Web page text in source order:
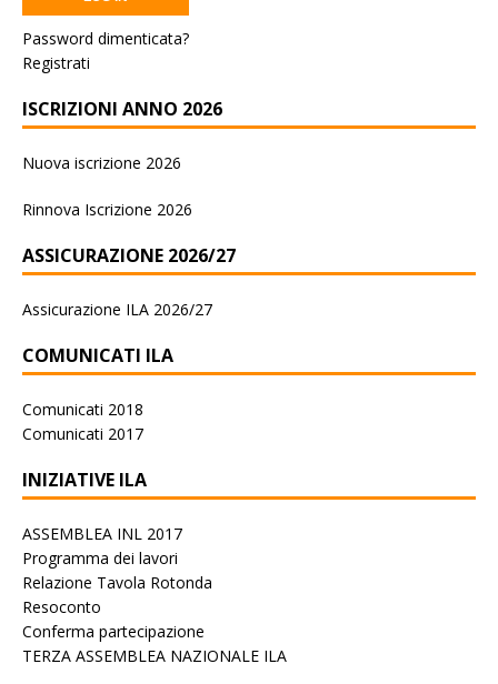
Password dimenticata?
Registrati
ISCRIZIONI ANNO 2026
Nuova iscrizione 2026
Rinnova Iscrizione 2026
ASSICURAZIONE 2026/27
Assicurazione ILA 2026/27
COMUNICATI ILA
Comunicati 2018
Comunicati 2017
INIZIATIVE ILA
ASSEMBLEA INL 2017
Programma dei lavori
Relazione Tavola Rotonda
Resoconto
Conferma partecipazione
TERZA ASSEMBLEA NAZIONALE ILA